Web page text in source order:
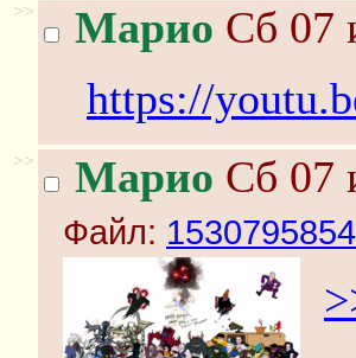
>> Марио Сб 07
https://
>> Марио Сб 07
Файл: